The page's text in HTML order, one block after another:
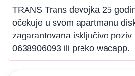
TRANS Trans devojka 25
očekuje u svom apartmanu
zagarantovana isključivo poziv
0638906093 ili preko wacapp.